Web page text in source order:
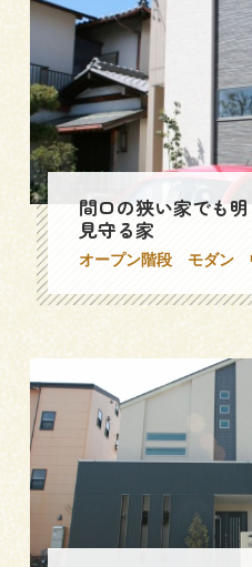
間口の狭い家でも
見守る家
オープン階段 モダン